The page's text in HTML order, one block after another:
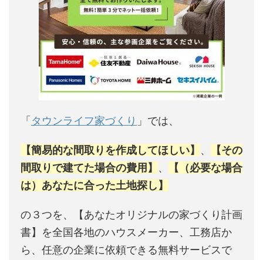
「 タウンライフ家づくり 」では、
【簡易的な間取りを作成してほしい】 、
【その
間取りで建てた場合の費用】 、
【（必要な場合
は）あなたに合った土地探し】
の３つを、【あなたオリジナルの家づくり計画
書】を全国各地のハウスメーカー、工務店か
ら、任意の企業に依頼できる無料サービスで